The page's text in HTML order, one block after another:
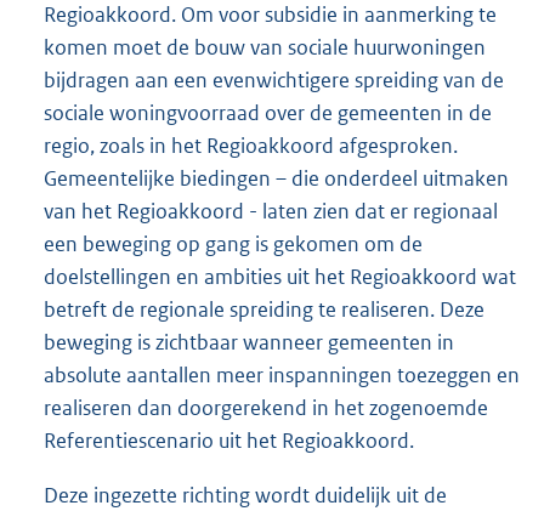
Regioakkoord. Om voor subsidie in aanmerking te
komen moet de bouw van sociale huurwoningen
bijdragen aan een evenwichtigere spreiding van de
sociale woningvoorraad over de gemeenten in de
regio, zoals in het Regioakkoord afgesproken.
Gemeentelijke biedingen – die onderdeel uitmaken
van het Regioakkoord - laten zien dat er regionaal
een beweging op gang is gekomen om de
doelstellingen en ambities uit het Regioakkoord wat
betreft de regionale spreiding te realiseren. Deze
beweging is zichtbaar wanneer gemeenten in
absolute aantallen meer inspanningen toezeggen en
realiseren dan doorgerekend in het zogenoemde
Referentiescenario uit het Regioakkoord.
Deze ingezette richting wordt duidelijk uit de